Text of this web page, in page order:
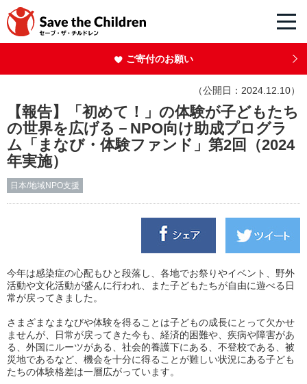
ご寄付のお願い
（公開日：2024.12.10）
【報告】「初めて！」の体験が子どもたち
の世界を広げる－NPO向け助成プログラ
ム「まなび・体験ファンド」第2回（2024
年実施）
日本/地域NPO支援
今年は感染症の心配もひと段落し、各地でお祭りやイベント、野外
活動や文化活動が盛んに行われ、また子どもたちが自由に遊べる日
常が戻ってきました。
さまざまなまなびや体験を得ることは子どもの成長にとって欠かせ
ませんが、日常が戻ってきた今も、経済的困難や、疾病や障害があ
る、外国にルーツがある、社会的養護下にある、不登校である、被
災地であるなど、機会を十分に得ることが難しい状況にある子ども
たちの体験格差は一層広がっています。